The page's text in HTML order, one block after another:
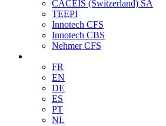
CACEIS (Switzerland) SA
TEEPI
Innotech CFS
Innotech CBS
Nehmer CFS
FR
EN
DE
ES
PT
NL